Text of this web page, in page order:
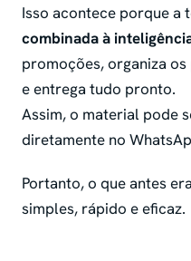
Isso acontece porque a
combinada à
promoções, organiza
e entrega tudo pronto.
Assim, o material pode
diretamente no
Portanto, o que antes
simples, rápido e eficaz.